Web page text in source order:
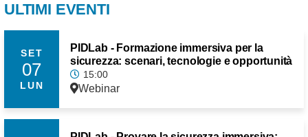
ULTIMI EVENTI
SET
07
LUN
PIDLab - Formazione immersiva per la
sicurezza: scenari, tecnologie e opportunità
15:00
Webinar